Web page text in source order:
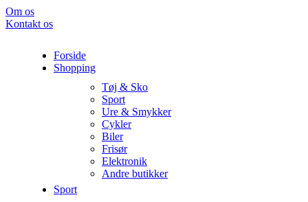
Om os
Kontakt os
Forside
Shopping
Tøj & Sko
Sport
Ure & Smykker
Cykler
Biler
Frisør
Elektronik
Andre butikker
Sport